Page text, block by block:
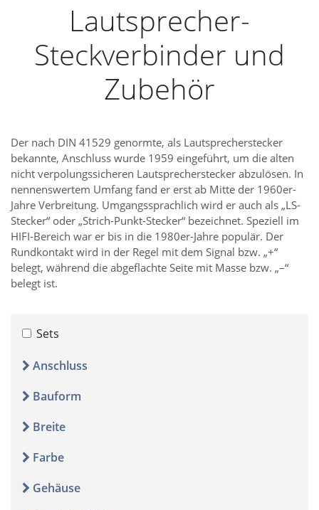
Lautsprecher-
Steckverbinder und
Zubehör
Der nach DIN 41529 genormte, als Lautsprecherstecker
bekannte, Anschluss wurde 1959 eingeführt, um die alten
nicht verpolungssicheren Lautsprecherstecker abzulösen. In
nennenswertem Umfang fand er erst ab Mitte der 1960er-
Jahre Verbreitung. Umgangssprachlich wird er auch als „LS-
Stecker“ oder „Strich-Punkt-Stecker“ bezeichnet. Speziell im
HIFI-Bereich war er bis in die 1980er-Jahre populär. Der
Rundkontakt wird in der Regel mit dem Signal bzw. „+“
belegt, während die abgeflachte Seite mit Masse bzw. „–“
belegt ist.
Sets
Anschluss
Bauform
Breite
Farbe
Gehäuse